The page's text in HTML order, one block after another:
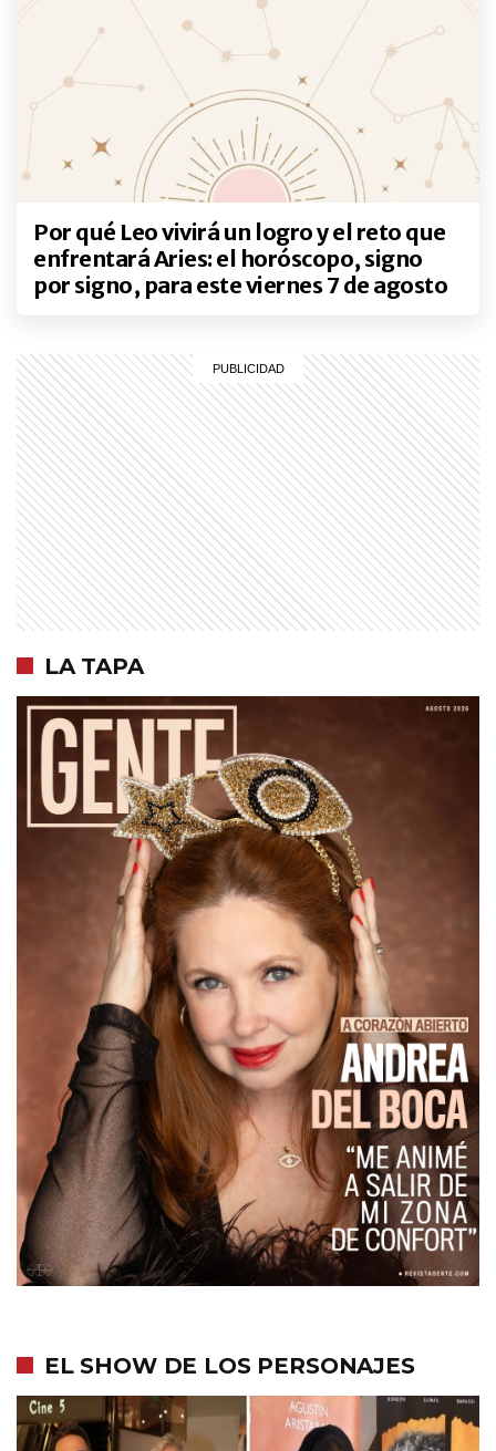
Por qué Leo vivirá un logro y el reto que
enfrentará Aries: el horóscopo, signo
por signo, para este viernes 7 de agosto
LA TAPA
EL SHOW DE LOS PERSONAJES